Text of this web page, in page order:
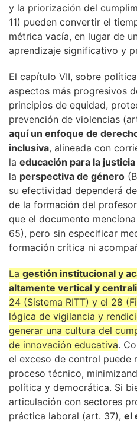
y la priorización del
11) pueden convertir el
métrica vacía, en lugar de
aprendizaje significativo y
El capítulo VII, sobre
aspectos más progresivos
principios de equidad,
prevención de violencias
aquí un enfoque de
inclusiva, alineada con
la educación para la
la perspectiva de género
su efectividad dependerá
de la formación del
que el documento
65), pero sin especificar
formación crítica ni
La gestión institucional y
altamente vertical y
24 (Sistema RITT) y el 28
lógica de vigilancia y
generar una cultura del
de innovación educativa.
el exceso de control puede
proceso técnico,
política y democrática. Si
articulación con sectores
práctica laboral (art. 37), el